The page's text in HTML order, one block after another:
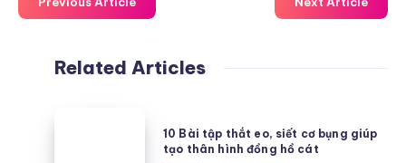
Related Articles
10 Bài tập thắt eo, siết cơ bụng giúp
tạo thân hình đồng hồ cát